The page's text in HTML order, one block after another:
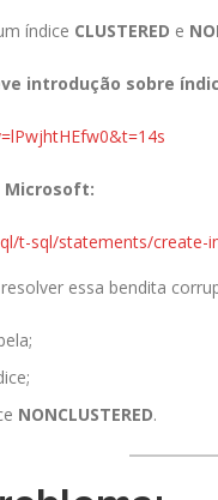
índice CLUSTERED e
introdução sobre
Microsoft:
t-sql/statements/create-
essa bendita
NONCLUSTERED.